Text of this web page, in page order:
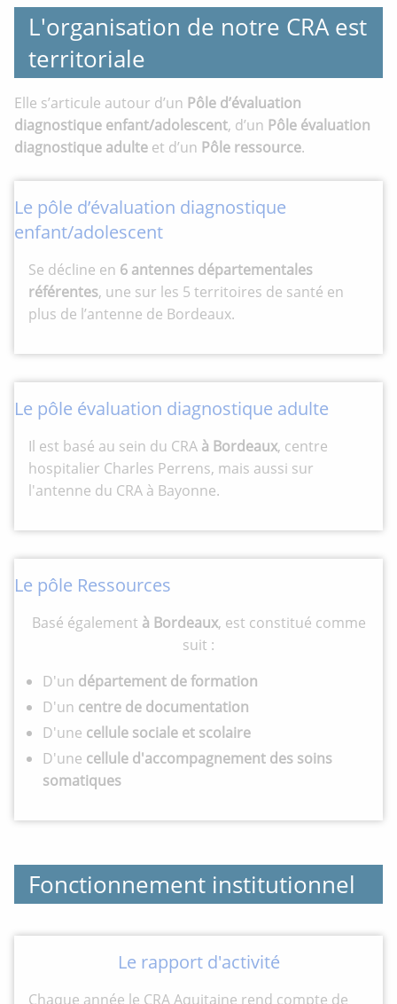
L'organisation de notre CRA est
territoriale
Elle s’articule autour d’un Pôle d’évaluation
diagnostique enfant/adolescent, d’un Pôle évaluation
diagnostique adulte et d’un Pôle ressource.
Le pôle d’évaluation diagnostique
enfant/adolescent
Se décline en 6 antennes départementales
référentes, une sur les 5 territoires de santé en
plus de l’antenne de Bordeaux.
Le pôle évaluation diagnostique adulte
Il est basé au sein du CRA à Bordeaux, centre
hospitalier Charles Perrens, mais aussi sur
l'antenne du CRA à Bayonne.
Le pôle Ressources
Basé également à Bordeaux, est constitué comme
suit :
D'un département de formation
D'un centre de documentation
D'une cellule sociale et scolaire
D'une cellule d'accompagnement des soins
somatiques
Fonctionnement institutionnel
Le rapport d'activité
Chaque année le CRA Aquitaine rend compte de